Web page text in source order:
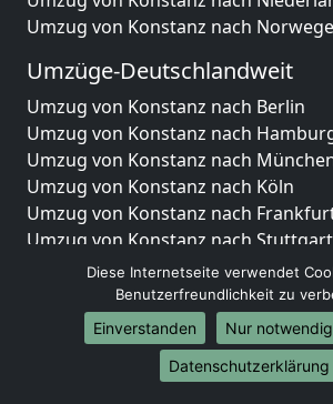
Umzug von Konstanz nach
Umzüge-Deutschlandweit
Umzug von Konstanz nach Berlin
Umzug von Konstanz nach
Umzug von Konstanz nach
Umzug von Konstanz nach Köln
Umzug von Konstanz nach
Umzug von Konstanz nach Stuttgart
Umzug von Konstanz nach
Umzug von Konstanz nach Leipzig
Umzug von Konstanz nach
Umzug von Konstanz nach Essen
Umzug von Konstanz nach Bremen
Diese Internetseite verwendet
Benutzerfreundlichkeit zu
Einverstanden
Nur
Datenschutzerklärung